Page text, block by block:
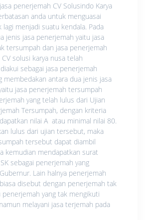
penerjemah CV Solusindo Karya
anda untuk menguasai
lagi menjadi suatu kendala. Pada
jenis jasa penerjemah yaitu jasa
tersumpah dan jasa penerjemah
solusi karya nusa telah
sebagai jasa penerjemah
membedakan antara dua jenis jasa
jasa penerjemah tersumpah
yang telah lulus dari Ujian
Tersumpah, dengan kriteria
nilai A atau minimal nilai 80.
lulus dari ujian tersebut, maka
tersebut dapat diambil
kemudian mendapatkan surat
sebagai penerjemah yang
Lain halnya penerjemah
disebut dengan penerjemah tak
yang tak mengikuti
melayani jasa terjemah pada